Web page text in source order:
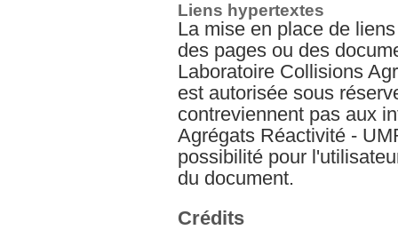
Liens hypertextes
La mise en place de
des pages ou des
Laboratoire Collisions
est autorisée sous
contreviennent pas aux
Agrégats Réactivité -
possibilité pour
du document.
Crédits